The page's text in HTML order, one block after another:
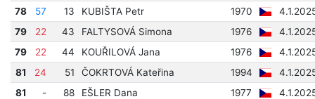
78
57 13 KUBIŠTA Petr 1970
79
22 43 FALTYSOVÁ Simona 1976
79
22 44 KOUŘILOVÁ Jana 1976
81
24 51 ČOKRTOVÁ Kateřina 1994
81
- 88 EŠLER Dana 1977